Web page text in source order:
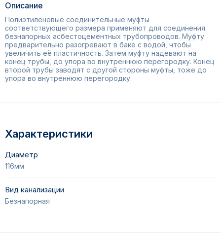
Описание
Полиэтиленовые соединительные муфты
соответствующего размера применяют для соединения
безнапорных асбестоцементных трубопроводов. Муфту
предварительно разогревают в баке с водой, чтобы
увеличить её пластичность. Затем муфту надевают на
конец трубы, до упора во внутреннюю перегородку. Конец
второй трубы заводят с другой стороны муфты, тоже до
упора во внутреннюю перегородку.
Характеристики
Диаметр
116мм
Вид канализации
Безнапорная